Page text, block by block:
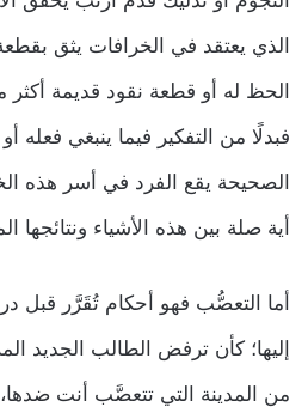
الذي يعتقد في الخرافات يثق
الحظ له أو قطعة نقود قديمة أكثر
فبدلًا من التفكير فيما ينبغي فعله
الصحيحة يقع الفرد في أسر هذه
أية صلة بين هذه الأشياء ونتائجها
أما التعصُّب فهو أحكام تُقَرَّر قبل
إليها؛ كأن ترفض الطالب الجديد
من المدينة التي تتعصَّب أنت ضدها،